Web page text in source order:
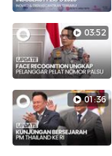
03:52
01:36